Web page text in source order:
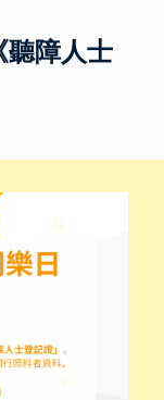
聽障人士